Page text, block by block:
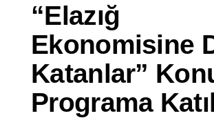
“Elazığ
Ekonomisine
Katanlar”
Programa